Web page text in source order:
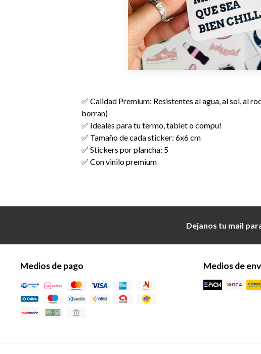
✅ Calidad Premium: Resistentes al agua, al sol, al
borran)
✅ Ideales para tu termo, tablet o compu!
✅ Tamaño de cada sticker: 6x6 cm
✅ Stickers por plancha: 5
✅ Con vinilo premium
Dejanos tu mail
Medios de pago Medios de